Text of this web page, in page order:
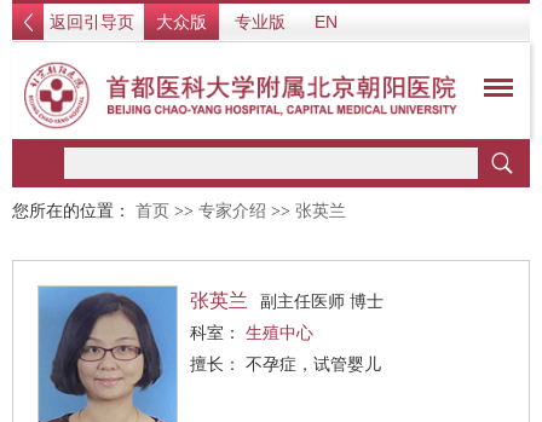
返回引导页 大众版 专业版 EN
您所在的位置： 首页 >> 专家介绍 >> 张英兰
张英兰
副主任医师 博士
科室： 生殖中心
擅长： 不孕症，试管婴儿